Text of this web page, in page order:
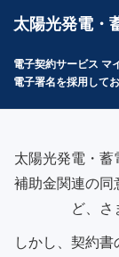
太陽光発電・
電子契約サービス マ
電子署名を採用して
太陽光発電・
補助金関連の同
ど、さ
しかし、契約